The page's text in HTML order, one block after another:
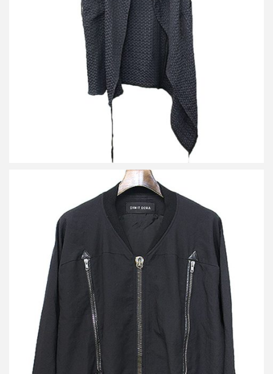
詳しく見る
ダミールドーマ ジップデザインウールボンバージャケット
買取金額 6,000円
詳しく見る